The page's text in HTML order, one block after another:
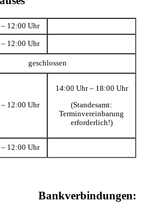
12:00 Uhr
12:00 Uhr
geschlossen
12:00 Uhr
14:00 Uhr – 18:00 Uhr
(Standesamt:
Terminvereinbarung
erforderlich!)
12:00 Uhr
Bankverbindungen: